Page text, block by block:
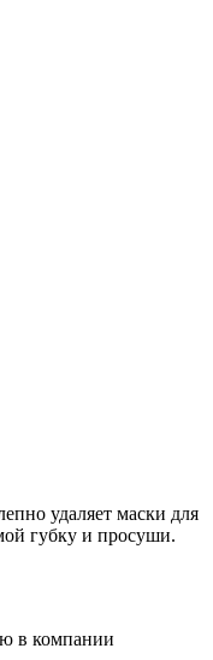
удаляет маски для
губку и просуши.
в компании